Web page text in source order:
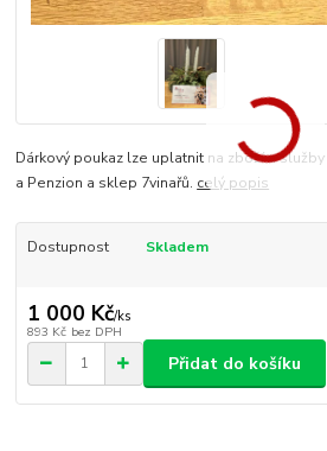
Dárkový poukaz lze uplatnit na zboží a služby
a Penzion a sklep 7vinařů. celý popis
Dostupnost Skladem
1 000 Kč/ks
893 Kč bez DPH
Přidat do košíku